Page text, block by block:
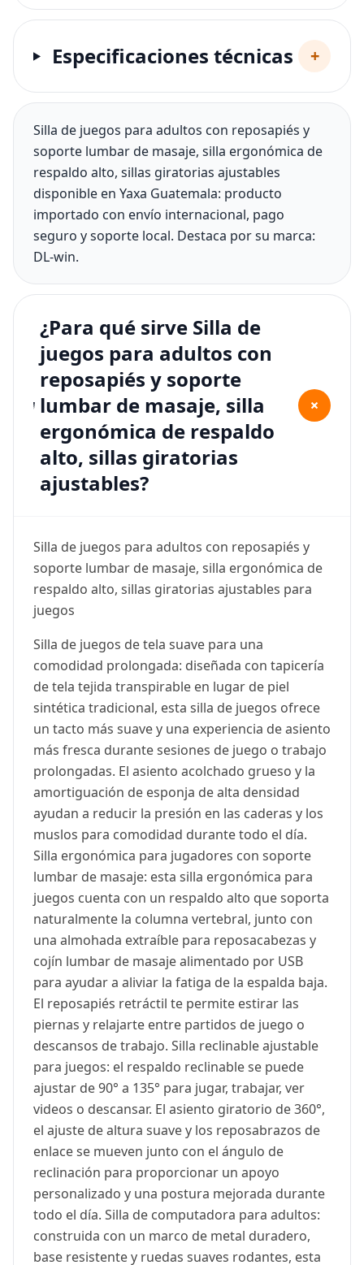
Especificaciones técnicas +
Silla de juegos para adultos con reposapiés y
soporte lumbar de masaje, silla ergonómica de
respaldo alto, sillas giratorias ajustables
disponible en Yaxa Guatemala: producto
importado con envío internacional, pago
seguro y soporte local. Destaca por su marca:
DL-win.
¿Para qué sirve Silla de
juegos para adultos con
reposapiés y soporte
lumbar de masaje, silla
ergonómica de respaldo
alto, sillas giratorias
ajustables?
+
Silla de juegos para adultos con reposapiés y
soporte lumbar de masaje, silla ergonómica de
respaldo alto, sillas giratorias ajustables para
juegos
Silla de juegos de tela suave para una
comodidad prolongada: diseñada con tapicería
de tela tejida transpirable en lugar de piel
sintética tradicional, esta silla de juegos ofrece
un tacto más suave y una experiencia de asiento
más fresca durante sesiones de juego o trabajo
prolongadas. El asiento acolchado grueso y la
amortiguación de esponja de alta densidad
ayudan a reducir la presión en las caderas y los
muslos para comodidad durante todo el día.
Silla ergonómica para jugadores con soporte
lumbar de masaje: esta silla ergonómica para
juegos cuenta con un respaldo alto que soporta
naturalmente la columna vertebral, junto con
una almohada extraíble para reposacabezas y
cojín lumbar de masaje alimentado por USB
para ayudar a aliviar la fatiga de la espalda baja.
El reposapiés retráctil te permite estirar las
piernas y relajarte entre partidos de juego o
descansos de trabajo. Silla reclinable ajustable
para juegos: el respaldo reclinable se puede
ajustar de 90° a 135° para jugar, trabajar, ver
videos o descansar. El asiento giratorio de 360°,
el ajuste de altura suave y los reposabrazos de
enlace se mueven junto con el ángulo de
reclinación para proporcionar un apoyo
personalizado y una postura mejorada durante
todo el día. Silla de computadora para adultos:
construida con un marco de metal duradero,
base resistente y ruedas suaves rodantes, esta